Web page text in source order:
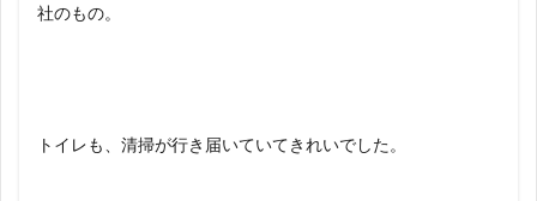
社のもの。
トイレも、清掃が行き届いていてきれいでした。